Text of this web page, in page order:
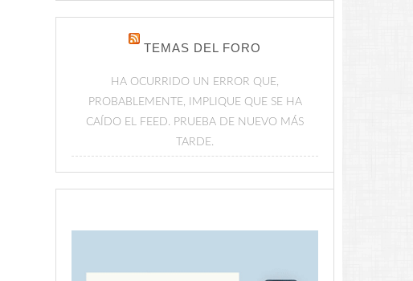
TEMAS DEL FORO
HA OCURRIDO UN ERROR QUE,
PROBABLEMENTE, IMPLIQUE QUE SE HA
CAÍDO EL FEED. PRUEBA DE NUEVO MÁS
TARDE.